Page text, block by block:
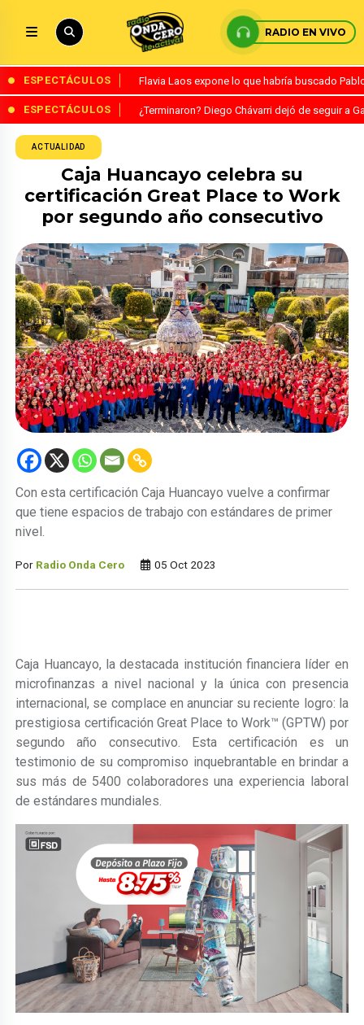
RADIO EN VIVO
ESPECTÁCULOS Flavia Laos expone lo que habría buscado
ESPECTÁCULOS ¿Terminaron? Diego Chávarri dejó de seguir a
ACTUALIDAD
Caja Huancayo celebra su
certificación Great Place to Work
por segundo año consecutivo
Con esta certificación Caja Huancayo vuelve a confirmar
que tiene espacios de trabajo con estándares de primer
nivel.
Por Radio Onda Cero 05 Oct 2023
Caja Huancayo, la destacada institución financiera líder en
microfinanzas a nivel nacional y la única con presencia
internacional, se complace en anunciar su reciente logro: la
prestigiosa certificación Great Place to Work™ (GPTW) por
segundo año consecutivo. Esta certificación es un
testimonio de su compromiso inquebrantable en brindar a
sus más de 5400 colaboradores una experiencia laboral
de estándares mundiales.